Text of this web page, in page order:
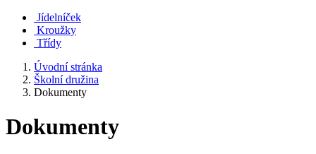
Jídelníček
Kroužky
Třídy
Úvodní stránka
Školní družina
Dokumenty
Dokumenty